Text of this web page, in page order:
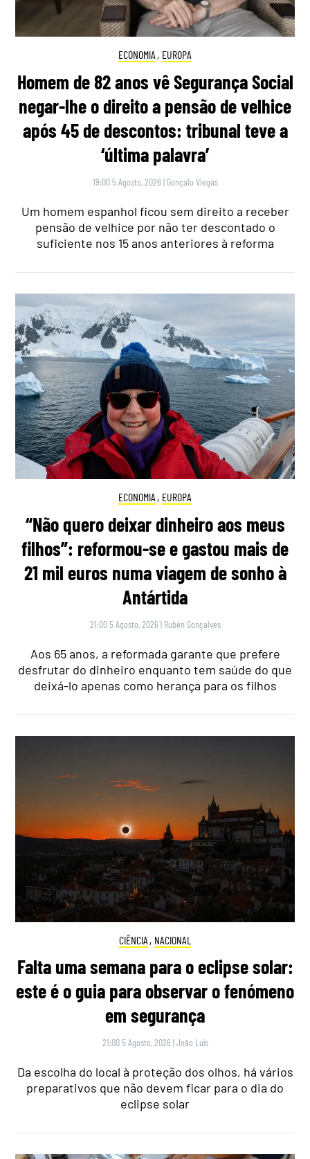
ECONOMIA , EUROPA
Homem de 82 anos vê Segurança Social
negar-lhe o direito a pensão de velhice
após 45 de descontos: tribunal teve a
‘última palavra’
19:00 5 Agosto, 2026 | Gonçalo Viegas
Um homem espanhol ficou sem direito a receber
pensão de velhice por não ter descontado o
suficiente nos 15 anos anteriores à reforma
ECONOMIA , EUROPA
“Não quero deixar dinheiro aos meus
filhos”: reformou-se e gastou mais de
21 mil euros numa viagem de sonho à
Antártida
21:00 5 Agosto, 2026 | Rubén Gonçalves
Aos 65 anos, a reformada garante que prefere
desfrutar do dinheiro enquanto tem saúde do que
deixá-lo apenas como herança para os filhos
CIÊNCIA , NACIONAL
Falta uma semana para o eclipse solar:
este é o guia para observar o fenómeno
em segurança
21:00 5 Agosto, 2026 |João Luís
Da escolha do local à proteção dos olhos, há vários
preparativos que não devem ficar para o dia do
eclipse solar